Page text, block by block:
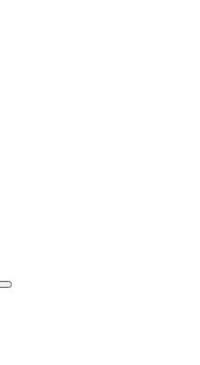
Search